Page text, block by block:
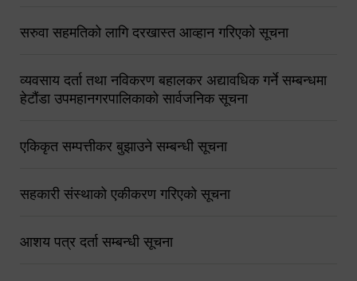
सरुवा सहमतिको लागि दरखास्त आव्हान गरिएको सूचना
व्यवसाय दर्ता तथा नविकरण बहालकर अद्यावधिक गर्ने सम्बन्धमा
हेटौंडा उपमहानगरपालिकाको सार्वजनिक सूचना
एकिकृत सम्पत्तीकर बुझाउने सम्बन्धी सूचना
सहकारी संस्थाको एकीकरण गरिएको सूचना
आशय पत्र दर्ता सम्बन्धी सूचना